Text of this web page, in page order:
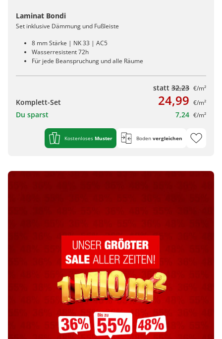
Laminat Bondi
Set inklusive Dämmung und Fußleiste
8 mm Stärke | NK 33 | AC5
Wasserresistent 72h
Für jede Beanspruchung und alle Räume
statt 32,23 €/m²
Komplett-Set 24,99 €/m²
Du sparst 7,24 €/m²
Kostenloses Muster Boden vergleichen